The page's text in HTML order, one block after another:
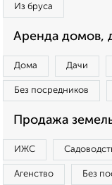
Из бруса
Аренда домов,
Дома Дачи
Без посредников
Продажа
ИЖС
Агенство Без